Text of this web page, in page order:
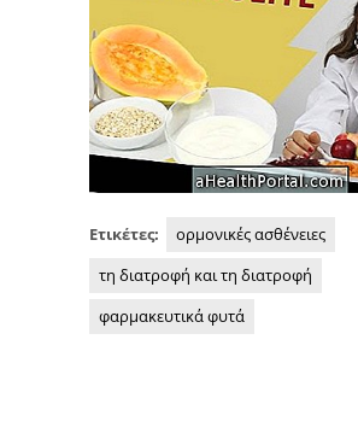
Ετικέτες:
ορμονικές ασθένειες
τη διατροφή και τη διατροφή
φαρμακευτικά φυτά